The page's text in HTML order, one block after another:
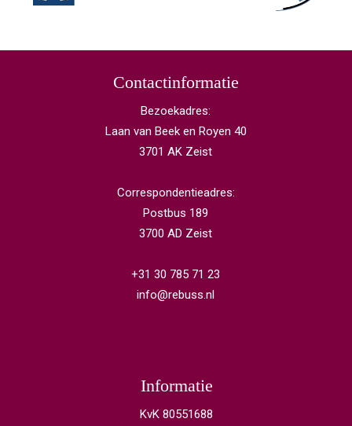
Contactinformatie
Bezoekadres:
Laan van Beek en Royen 40
3701 AK Zeist
Correspondentieadres:
Postbus 189
3700 AD Zeist
+31 30 785 71 23
info@rebuss.nl
Informatie
KvK 80551688